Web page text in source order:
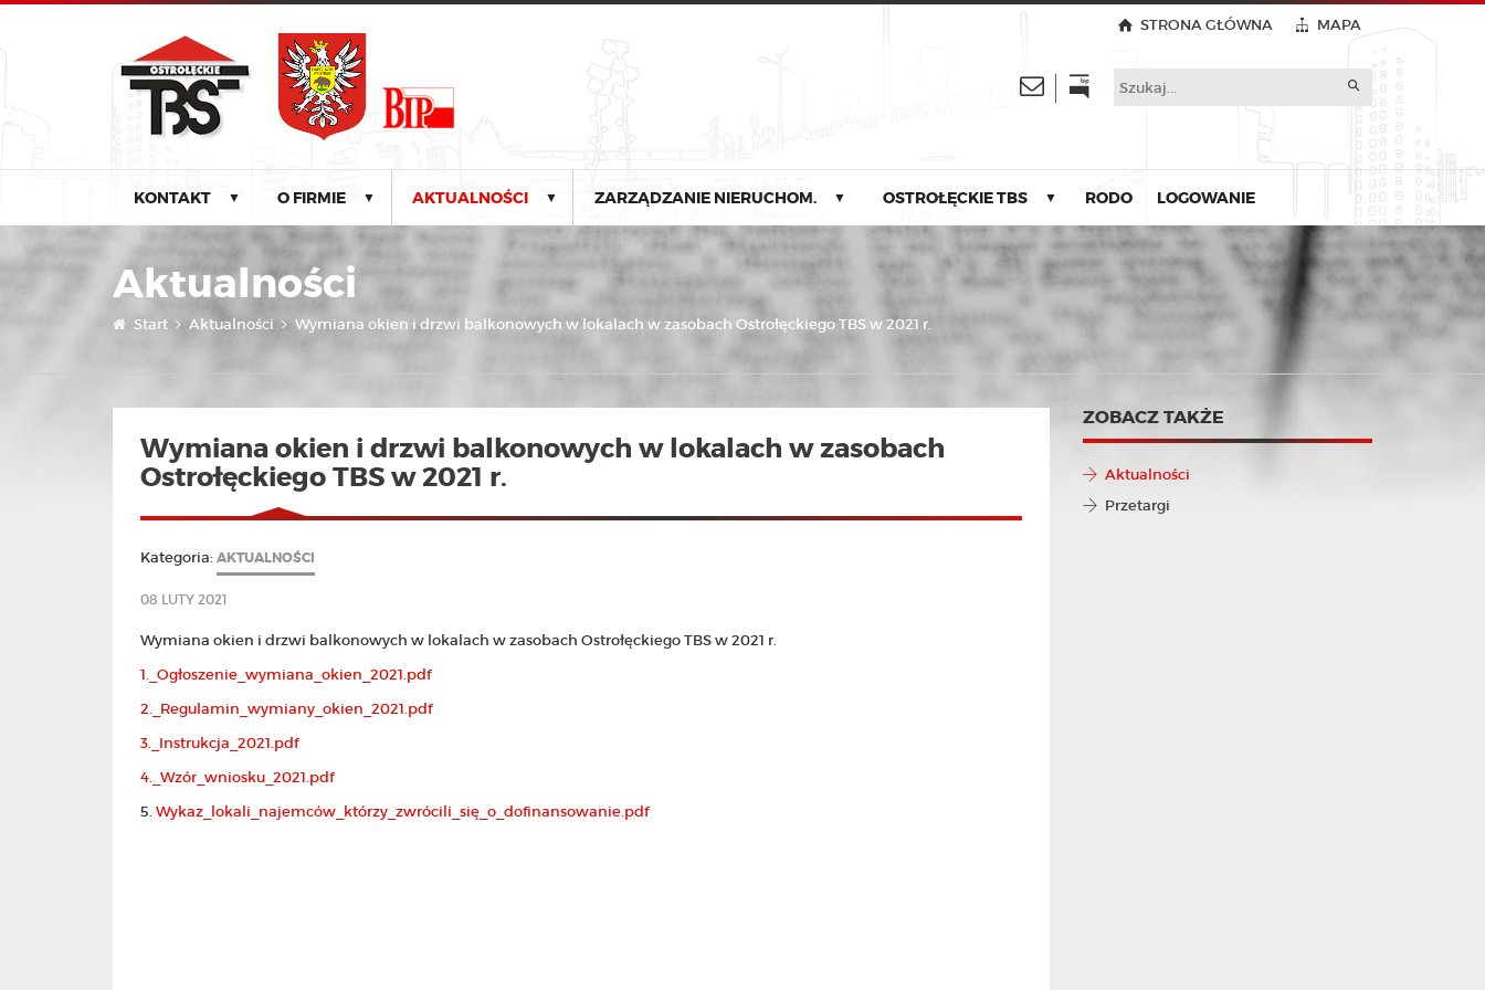
STRONA GŁÓWNA MAPA
KONTAKT ▼ O FIRMIE ▼ AKTUALNOŚCI ▼ ZARZĄDZANIE NIERUCHOM. ▼ OSTROŁĘCKIE TBS ▼ RODO LOGOWANIE
Aktualności
Start Aktualności Wymiana okien i drzwi balkonowych w lokalach w zasobach Ostrołęckiego TBS w 2021 r.
Wymiana okien i drzwi balkonowych w lokalach w zasobach
Ostrołęckiego TBS w 2021 r.
Kategoria: AKTUALNOŚCI
08 LUTY 2021
Wymiana okien i drzwi balkonowych w lokalach w zasobach Ostrołęckiego TBS w 2021 r.
1._Ogłoszenie_wymiana_okien_2021.pdf
2._Regulamin_wymiany_okien_2021.pdf
3._Instrukcja_2021.pdf
4._Wzór_wniosku_2021.pdf
5. Wykaz_lokali_najemców_którzy_zwrócili_się_o_dofinansowanie.pdf
ZOBACZ TAKŻE
Aktualności
Przetargi